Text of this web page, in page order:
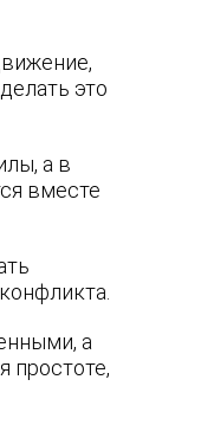
это
а в
вместе
а
простоте,